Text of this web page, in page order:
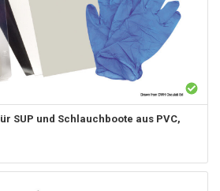
SUP und Schlauchboote aus PVC,